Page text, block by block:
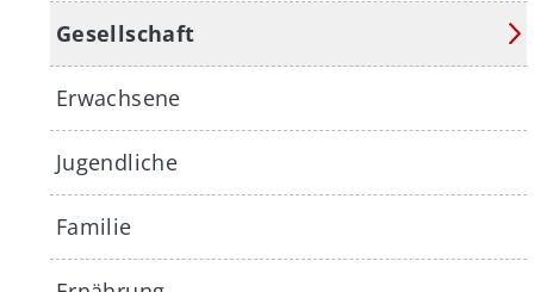
Gesellschaft
Erwachsene
Jugendliche
Familie